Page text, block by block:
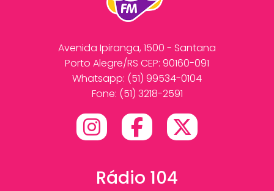
Avenida Ipiranga, 1500 - Santana
Porto Alegre/RS CEP: 90160-091
Whatsapp: (51) 99534-0104
Fone: (51) 3218-2591
Rádio 104